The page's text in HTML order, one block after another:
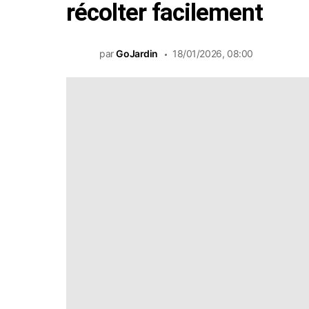
récolter facilement
par GoJardin 18/01/2026, 08:00